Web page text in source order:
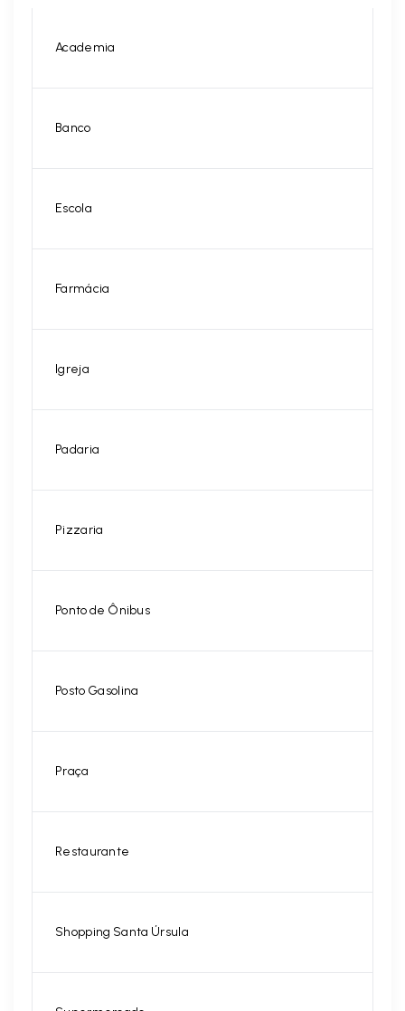
Academia
Banco
Escola
Farmácia
Igreja
Padaria
Pizzaria
Ponto de Ônibus
Posto Gasolina
Praça
Restaurante
Shopping Santa Úrsula